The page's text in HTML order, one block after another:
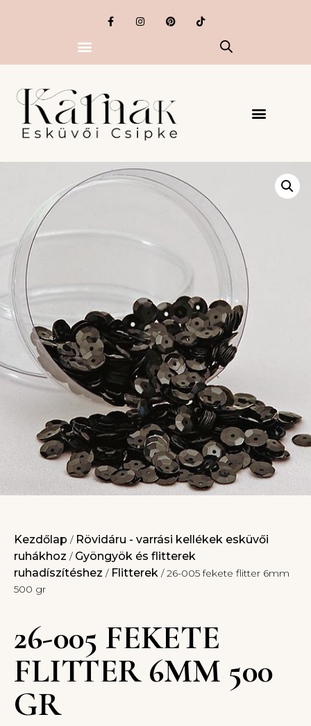
Kezdőlap / Rövidáru - varrási kellékek esküvői
ruhákhoz / Gyöngyök és flitterek
ruhadíszítéshez / Flitterek / 26-005 fekete flitter 6mm
500 gr
26-005 FEKETE
FLITTER 6MM 500
GR